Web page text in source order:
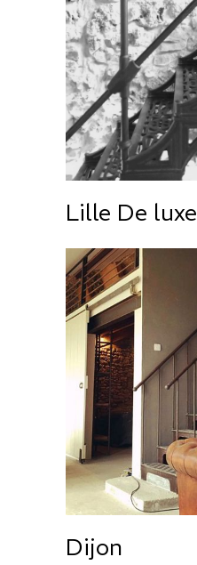
Lille De luxe
Dijon